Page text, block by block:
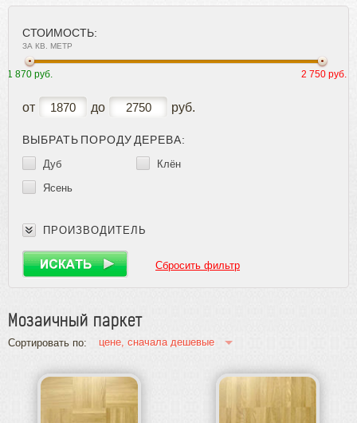
Паркет
Штучный паркет
Паркетная доска
Английская елка
Инженерная доска
Мозаичный паркет
Торцевой паркет
Модульный паркет
Художественный паркет
Блочный паркет
Террасная доска
Паркет для ванных комнат
SPC паркет
Пробка
Ламинат
Плинтус
Паркетная химия
СТОИМОСТЬ:
ЗА КВ. МЕТР
1 870 руб. 2 750 руб.
от до руб.
ВЫБРАТЬ ПОРОДУ ДЕРЕВА:
Дуб
Клён
Ясень
ПРОИЗВОДИТЕЛЬ
Сбросить фильтр
Мозаичный паркет
Сортировать по: цене, сначала дешевые